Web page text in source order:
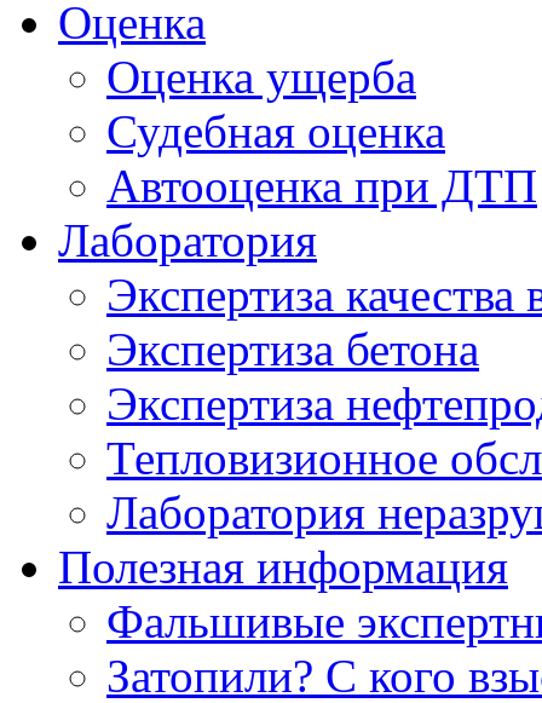
Оценка
Оценка ущерба
Судебная оценка
Автооценка при ДТП
Лаборатория
Экспертиза качества
Экспертиза бетона
Экспертиза
Тепловизионное
Лаборатория
Полезная информация
Фальшивые
Затопили? С кого